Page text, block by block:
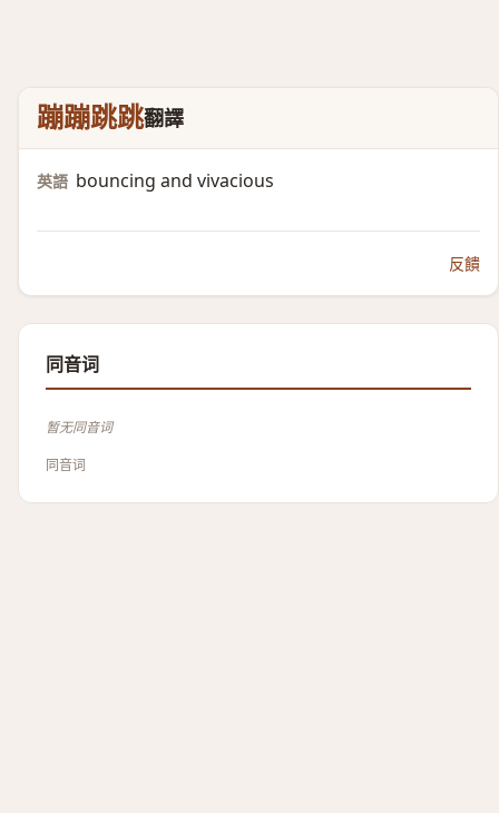
蹦蹦跳跳翻譯
英語 bouncing and vivacious
反饋
同音词
暂无同音词
同音词